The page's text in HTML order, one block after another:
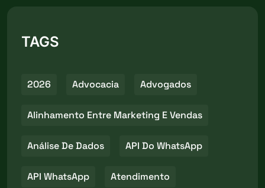
TAGS
2026 Advocacia Advogados
Alinhamento Entre Marketing E Vendas
Análise De Dados API Do WhatsApp
API WhatsApp Atendimento